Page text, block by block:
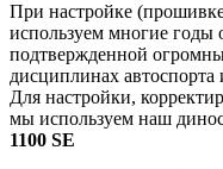
При настройке
используем многие годы
подтвержденной
дисциплинах
Для настройки,
мы используем наш
1100 SE